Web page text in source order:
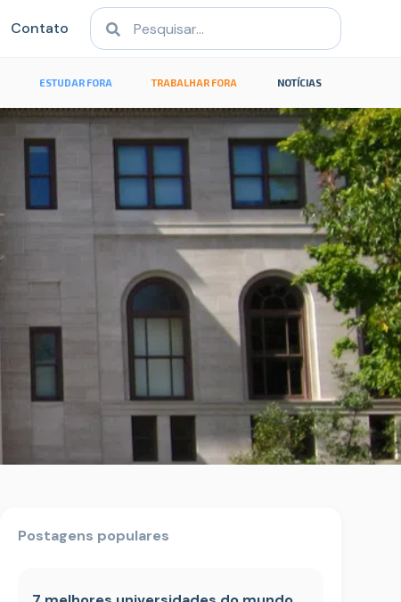
Contato
ESTUDAR FORA TRABALHAR FORA NOTÍCIAS
Postagens populares